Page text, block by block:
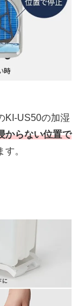
KI-US50の加湿
からない位置で
。